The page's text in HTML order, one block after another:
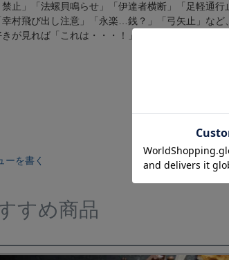
禁止」「法螺貝鳴らせ」「伊達者横断」「足軽通
村飛び出し注意」「永楽…銭？」「弓矢止」など
が見れば「これは・・・！」とうなる標識をカッ
ーを書く
すめ商品